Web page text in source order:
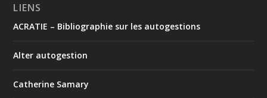
LIENS
ACRATIE – Bibliographie sur les autogestions
Alter autogestion
Catherine Samary